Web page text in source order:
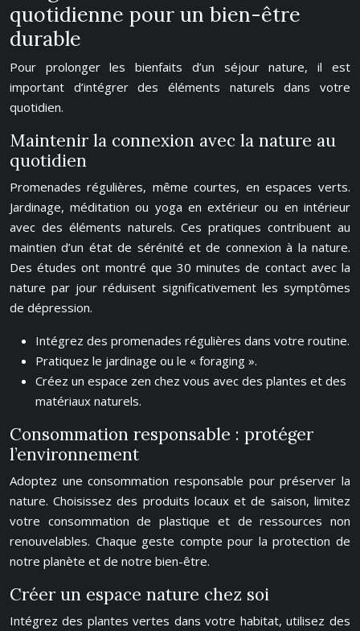
quotidienne pour un bien-être
durable
Pour prolonger les bienfaits d’un séjour nature, il est
important d’intégrer des éléments naturels dans votre
quotidien.
Maintenir la connexion avec la nature au
quotidien
Promenades régulières, même courtes, en espaces verts.
Jardinage, méditation ou yoga en extérieur ou en intérieur
avec des éléments naturels. Ces pratiques contribuent au
maintien d’un état de sérénité et de connexion à la nature.
Des études ont montré que 30 minutes de contact avec la
nature par jour réduisent significativement les symptômes
de dépression.
Intégrez des promenades régulières dans votre routine.
Pratiquez le jardinage ou le « foraging ».
Créez un espace zen chez vous avec des plantes et des
matériaux naturels.
Consommation responsable : protéger
l’environnement
Adoptez une consommation responsable pour préserver la
nature. Choisissez des produits locaux et de saison, limitez
votre consommation de plastique et de ressources non
renouvelables. Chaque geste compte pour la protection de
notre planète et de notre bien-être.
Créer un espace nature chez soi
Intégrez des plantes vertes dans votre habitat, utilisez des